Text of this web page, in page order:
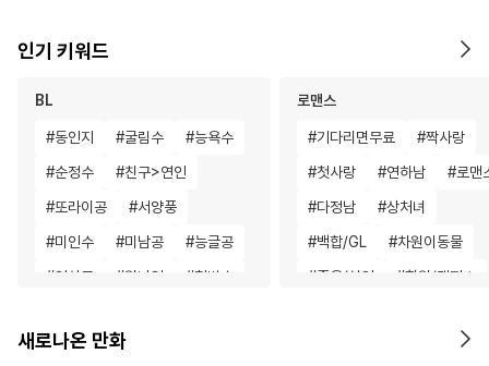
인기 키워드
BL
#동인지 #굴림수 #능욕수
#순정수 #친구>연인
#또라이공 #서양풍
#미인수 #미남공 #능글공
#연상공 #원나잇 #철벽수
#헌신공 #절륜공
로맨스
#기다리면무료 #짝사랑
#첫사랑 #연하남 #로맨
#다정남 #상처녀
#백합/GL #차원이동물
#죽음/살인 #학원/캠퍼스
배틀연애
새로나온 만화